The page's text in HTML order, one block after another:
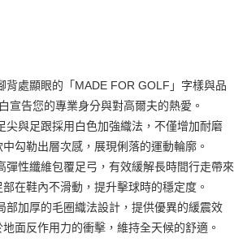
】
供，台灣大哥大用戶可立即使用無須另外申請。
你分期」，訂單成立後會自動跳轉到大哥付的交易
選擇欲分期的期數、繳款截止日，確認付款後即完
數及費用金額請依後續交易確認頁面所載為準。
未前往確認交易或遇審核未通過，訂單將自動取
付」】
到商品之後才付款」的支付方式。 讓您購物簡單
、不需綁卡、不需儲值。
背處顯眼的「MADE FOR GOLF」字樣與品
宣告您的專業身分與對高爾夫的熱愛。
尖與足跟採用白色加強織法，不僅增加耐磨
勾勒出層次感，展現俐落的運動輪廓。
彈性纖維包覆足弓，有效緩解長時間行走帶來
在鞋內不滑動，提升擊球時的穩定度。
部加厚的毛圈織法設計，提供優異的緩震效
面反作用力的衝擊，維持全天候的舒適。